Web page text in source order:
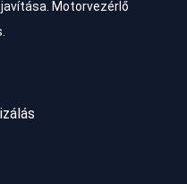
javítása. Motorvezérlő